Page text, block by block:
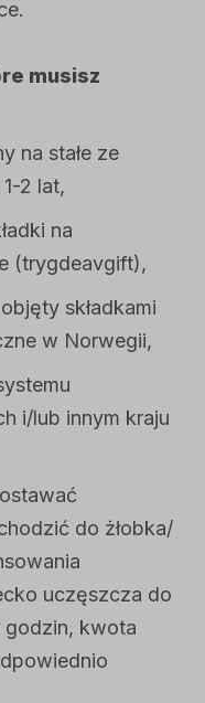
musisz
na stałe ze
2 lat,
na
(trygdeavgift),
składkami
w Norwegii,
i/lub innym kraju
do żłobka/
uczęszcza do
godzin, kwota